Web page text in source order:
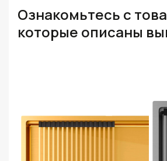
Ознакомьтесь с
которые описаны